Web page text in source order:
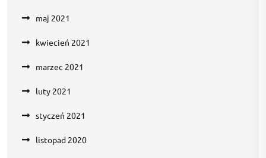
maj 2021
kwiecień 2021
marzec 2021
luty 2021
styczeń 2021
listopad 2020